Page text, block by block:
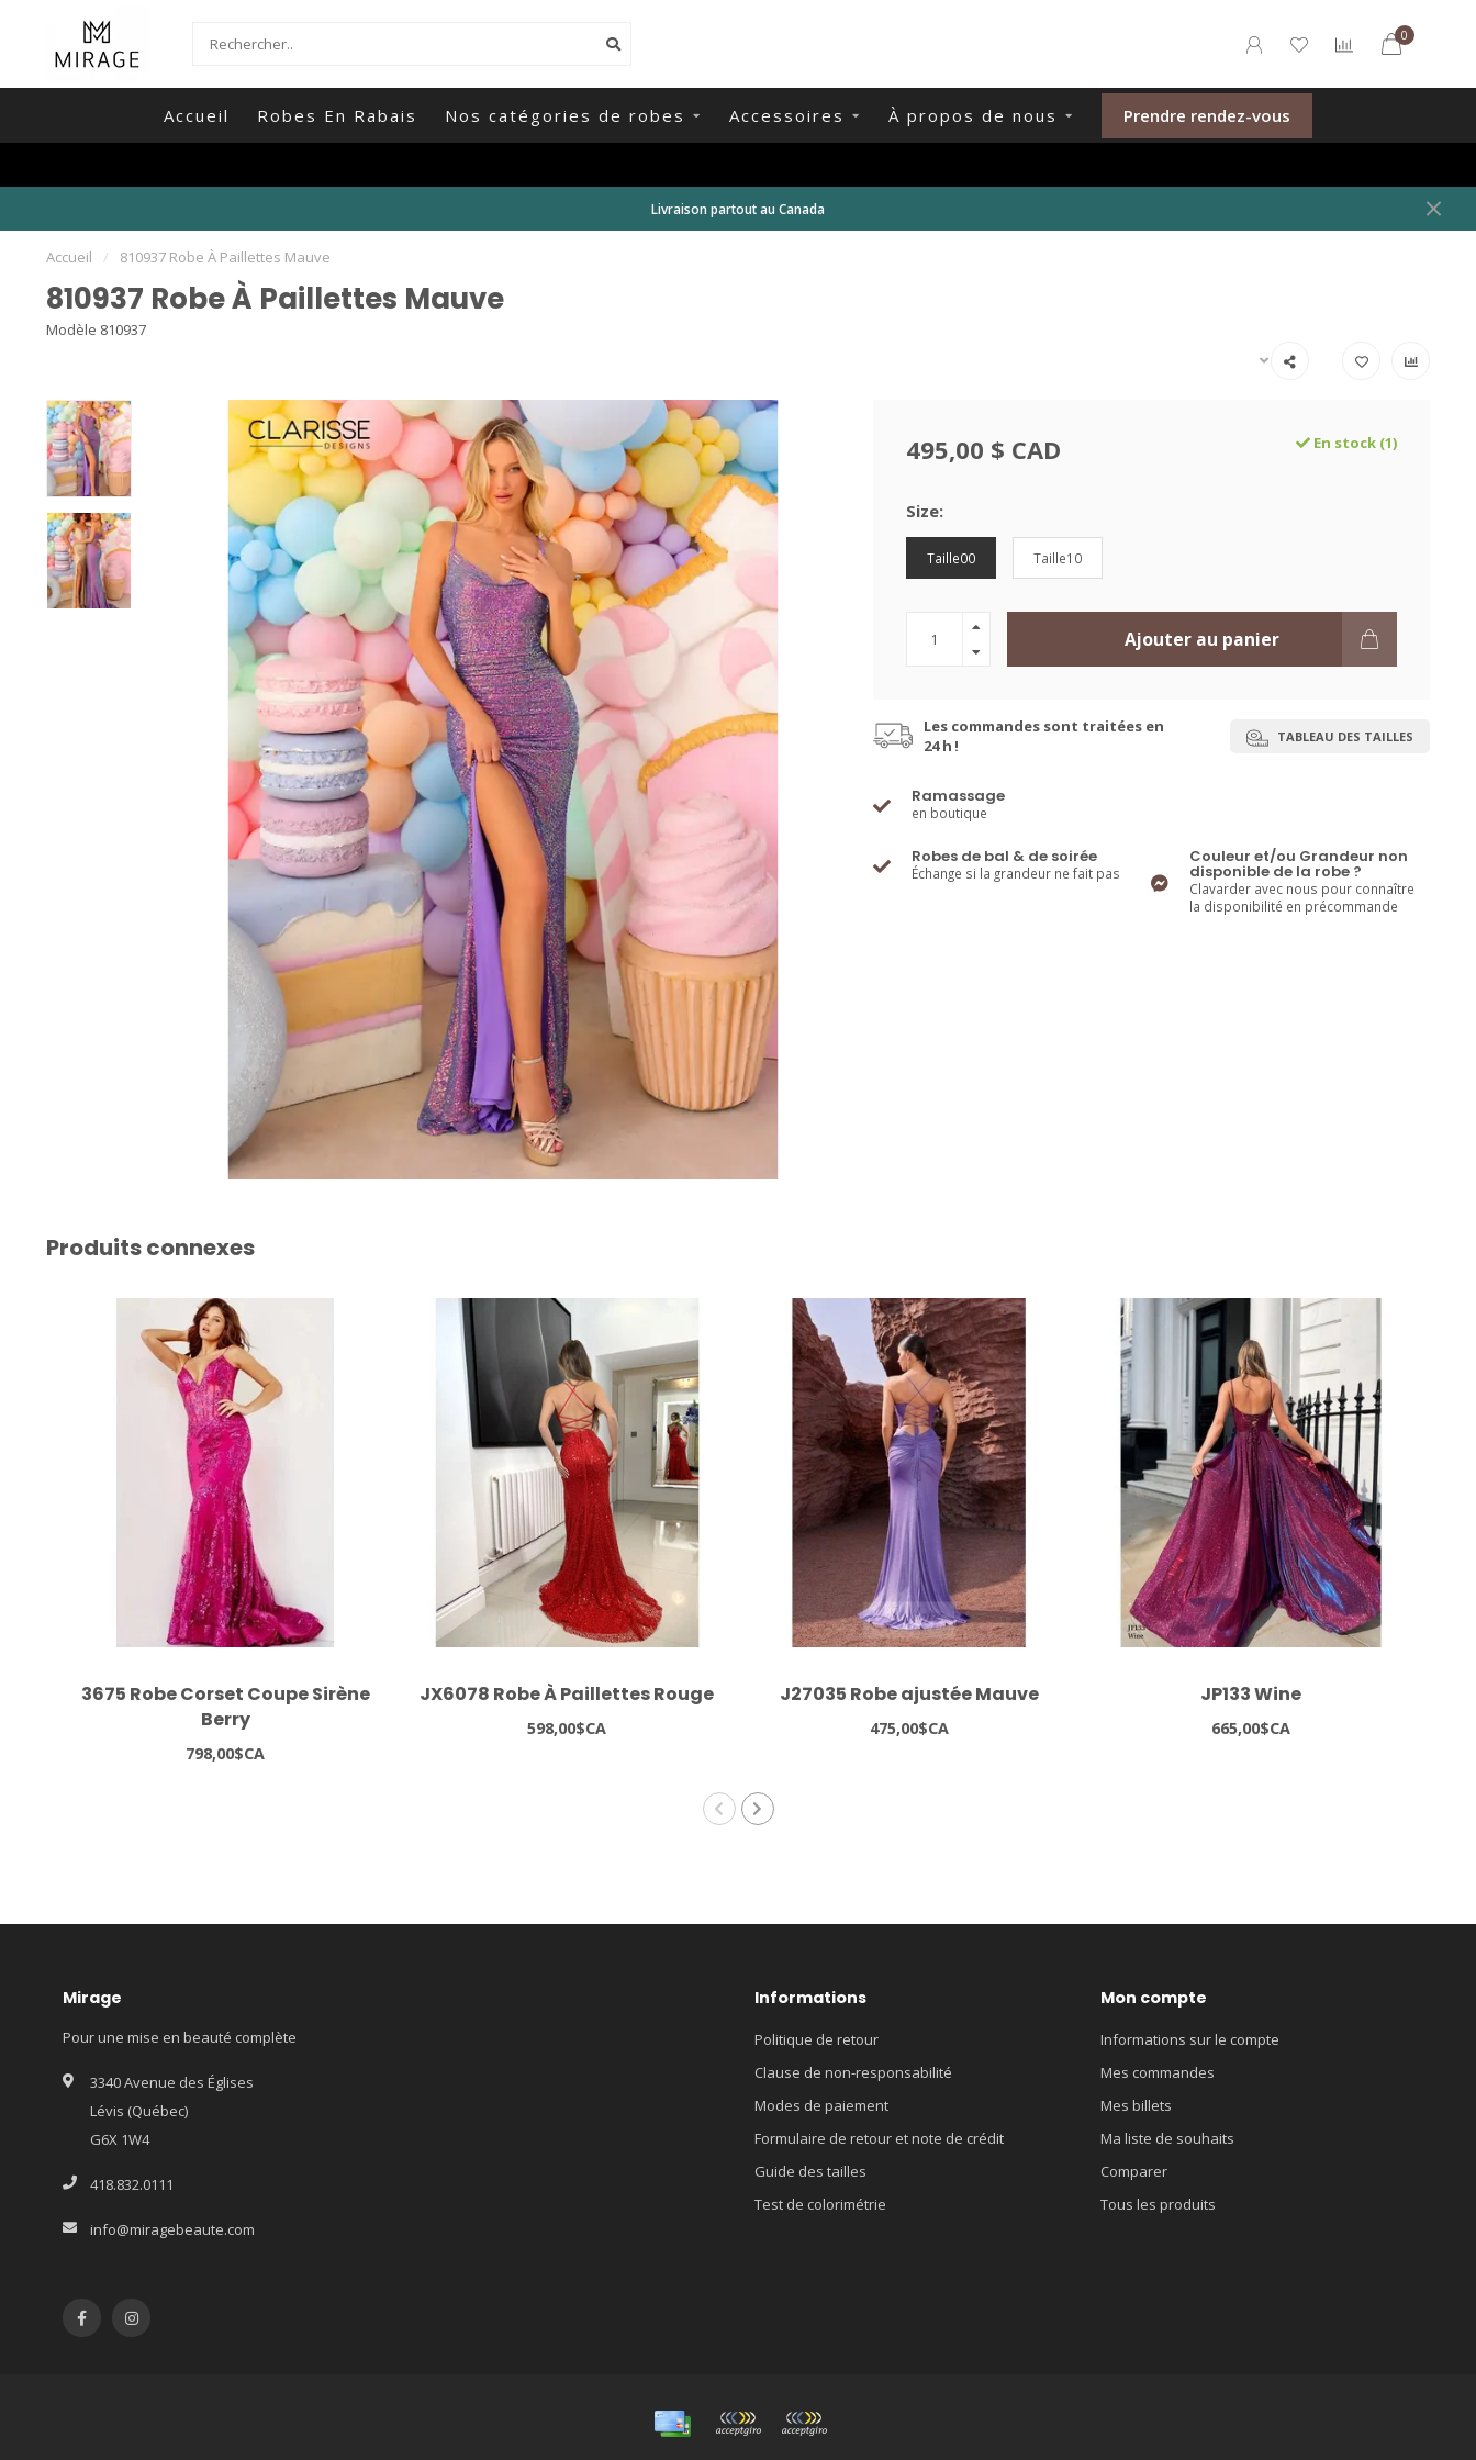
0
Accueil Robes En Rabais Nos catégories de robes Accessoires À propos de nous Prendre rendez-vous
Livraison partout au Canada
Accueil / 810937 Robe À Paillettes Mauve
810937 Robe À Paillettes Mauve
Modèle 810937
495,00 $ CAD En stock (1)
Size:
Taille00 Taille10
Ajouter au panier
Les commandes sont traitées en
24 h !
TABLEAU DES TAILLES
Ramassage
en boutique
Robes de bal & de soirée
Échange si la grandeur ne fait pas
Couleur et/ou Grandeur non
disponible de la robe ?
Clavarder avec nous pour connaître
la disponibilité en précommande
Produits connexes
3675 Robe Corset Coupe Sirène
Berry
798,00$CA
JX6078 Robe À Paillettes Rouge
598,00$CA
J27035 Robe ajustée Mauve
475,00$CA
JP133 Wine
665,00$CA
Mirage
Pour une mise en beauté complète
3340 Avenue des Églises
Lévis (Québec)
G6X 1W4
418.832.0111
info@miragebeaute.com
Informations
Politique de retour
Clause de non-responsabilité
Modes de paiement
Formulaire de retour et note de crédit
Guide des tailles
Test de colorimétrie
Mon compte
Informations sur le compte
Mes commandes
Mes billets
Ma liste de souhaits
Comparer
Tous les produits